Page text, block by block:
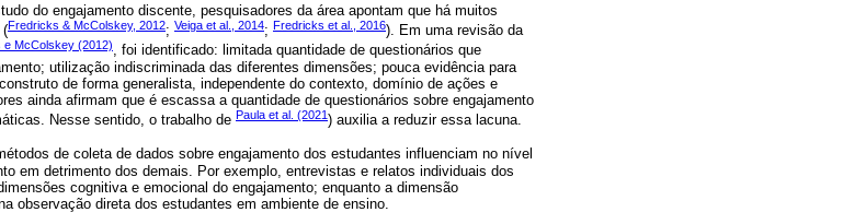
do engajamento discente, pesquisadores da área apontam que há muitos
(Fredricks & McColskey, 2012; Veiga et al., 2014; Fredricks et al., 2016). Em uma revisão da
e McColskey (2012), foi identificado: limitada quantidade de questionários que
utilização indiscriminada das diferentes dimensões; pouca evidência para
de forma generalista, independente do contexto, domínio de ações e
ainda afirmam que é escassa a quantidade de questionários sobre engajamento
Nesse sentido, o trabalho de Paula et al. (2021) auxilia a reduzir essa lacuna.
de coleta de dados sobre engajamento dos estudantes influenciam no nível
em detrimento dos demais. Por exemplo, entrevistas e relatos individuais dos
cognitiva e emocional do engajamento; enquanto a dimensão
observação direta dos estudantes em ambiente de ensino.